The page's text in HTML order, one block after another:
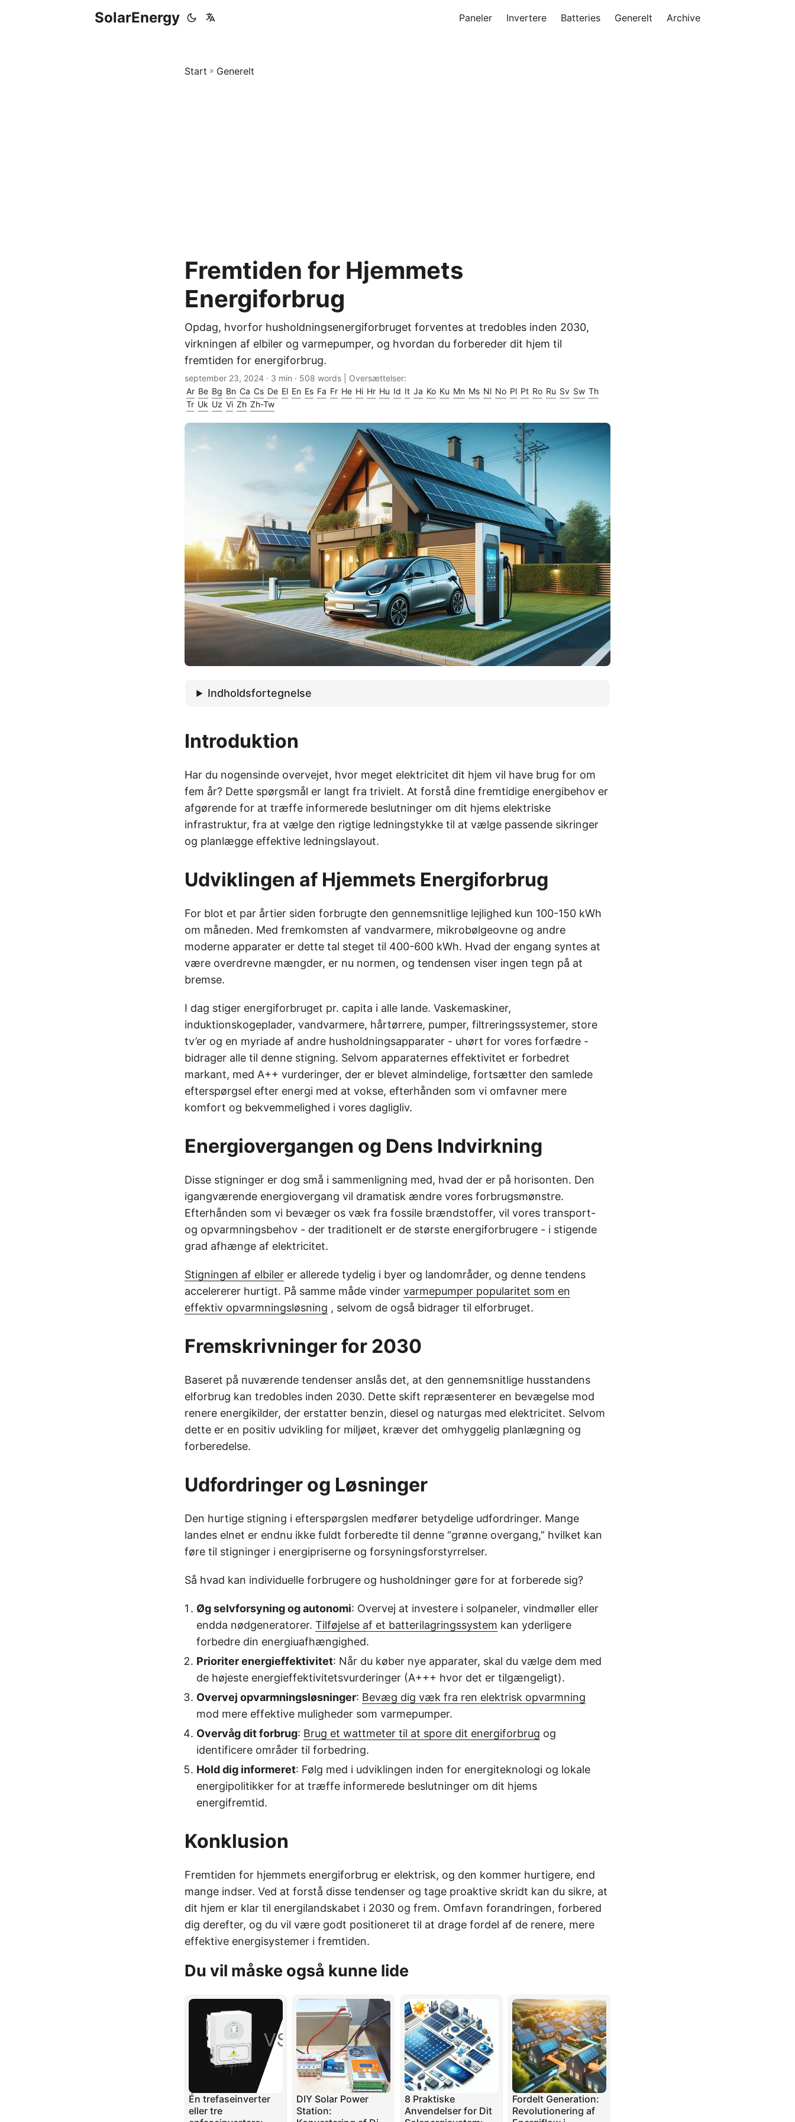
SolarEnergy Paneler Invertere Batteries Generelt Archive
Start » Generelt
Fremtiden for Hjemmets
Energiforbrug
Opdag, hvorfor husholdningsenergiforbruget forventes at tredobles inden 2030,
virkningen af elbiler og varmepumper, og hvordan du forbereder dit hjem til
fremtiden for energiforbrug.
september 23, 2024 · 3 min · 508 words | Oversættelser:
Ar Be Bg Bn Ca Cs De El En Es Fa Fr He Hi Hr Hu Id It Ja Ko Ku Mn Ms Nl No Pl Pt Ro Ru Sv Sw Th
Tr Uk Uz Vi Zh Zh-Tw
Indholdsfortegnelse
Introduktion
Har du nogensinde overvejet, hvor meget elektricitet dit hjem vil have brug for om
fem år? Dette spørgsmål er langt fra trivielt. At forstå dine fremtidige energibehov er
afgørende for at træffe informerede beslutninger om dit hjems elektriske
infrastruktur, fra at vælge den rigtige ledningstykke til at vælge passende sikringer
og planlægge effektive ledningslayout.
Udviklingen af Hjemmets Energiforbrug
For blot et par årtier siden forbrugte den gennemsnitlige lejlighed kun 100-150 kWh
om måneden. Med fremkomsten af vandvarmere, mikrobølgeovne og andre
moderne apparater er dette tal steget til 400-600 kWh. Hvad der engang syntes at
være overdrevne mængder, er nu normen, og tendensen viser ingen tegn på at
bremse.
I dag stiger energiforbruget pr. capita i alle lande. Vaskemaskiner,
induktionskogeplader, vandvarmere, hårtørrere, pumper, filtreringssystemer, store
tv’er og en myriade af andre husholdningsapparater - uhørt for vores forfædre -
bidrager alle til denne stigning. Selvom apparaternes effektivitet er forbedret
markant, med A++ vurderinger, der er blevet almindelige, fortsætter den samlede
efterspørgsel efter energi med at vokse, efterhånden som vi omfavner mere
komfort og bekvemmelighed i vores dagligliv.
Energiovergangen og Dens Indvirkning
Disse stigninger er dog små i sammenligning med, hvad der er på horisonten. Den
igangværende energiovergang vil dramatisk ændre vores forbrugsmønstre.
Efterhånden som vi bevæger os væk fra fossile brændstoffer, vil vores transport-
og opvarmningsbehov - der traditionelt er de største energiforbrugere - i stigende
grad afhænge af elektricitet.
Stigningen af elbiler er allerede tydelig i byer og landområder, og denne tendens
accelererer hurtigt. På samme måde vinder varmepumper popularitet som en
effektiv opvarmningsløsning , selvom de også bidrager til elforbruget.
Fremskrivninger for 2030
Baseret på nuværende tendenser anslås det, at den gennemsnitlige husstandens
elforbrug kan tredobles inden 2030. Dette skift repræsenterer en bevægelse mod
renere energikilder, der erstatter benzin, diesel og naturgas med elektricitet. Selvom
dette er en positiv udvikling for miljøet, kræver det omhyggelig planlægning og
forberedelse.
Udfordringer og Løsninger
Den hurtige stigning i efterspørgslen medfører betydelige udfordringer. Mange
landes elnet er endnu ikke fuldt forberedte til denne “grønne overgang,” hvilket kan
føre til stigninger i energipriserne og forsyningsforstyrrelser.
Så hvad kan individuelle forbrugere og husholdninger gøre for at forberede sig?
Øg selvforsyning og autonomi: Overvej at investere i solpaneler, vindmøller eller
endda nødgeneratorer. Tilføjelse af et batterilagringssystem kan yderligere
forbedre din energiuafhængighed.
Prioriter energieffektivitet: Når du køber nye apparater, skal du vælge dem med
de højeste energieffektivitetsvurderinger (A+++ hvor det er tilgængeligt).
Overvej opvarmningsløsninger: Bevæg dig væk fra ren elektrisk opvarmning
mod mere effektive muligheder som varmepumper.
Overvåg dit forbrug: Brug et wattmeter til at spore dit energiforbrug og
identificere områder til forbedring.
Hold dig informeret: Følg med i udviklingen inden for energiteknologi og lokale
energipolitikker for at træffe informerede beslutninger om dit hjems
energifremtid.
Konklusion
Fremtiden for hjemmets energiforbrug er elektrisk, og den kommer hurtigere, end
mange indser. Ved at forstå disse tendenser og tage proaktive skridt kan du sikre, at
dit hjem er klar til energilandskabet i 2030 og frem. Omfavn forandringen, forbered
dig derefter, og du vil være godt positioneret til at drage fordel af de renere, mere
effektive energisystemer i fremtiden.
Du vil måske også kunne lide
Én trefaseinverter
eller tre
DIY Solar Power
Station:
8 Praktiske
Anvendelser for Dit
Fordelt Generation:
Revolutionering af